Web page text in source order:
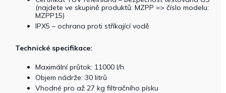
(najdete ve skupině produktů: MZPP => číslo modelu:
MZPP15)
IPX5 – ochrana proti stříkající vodě
Technické specifikace:
Maximální průtok: 11000 l/h
Objem nádrže: 30 litrů
Vhodné pro až 27 kg filtračního písku